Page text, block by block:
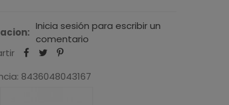
Inicia sesión para escribir un
comentario
8436048043167